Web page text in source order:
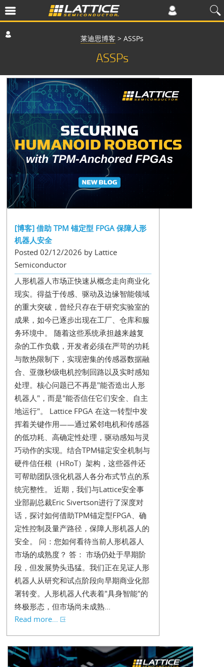
莱迪思博客 > ASSPs
ASSPs
[博客] 借助 TPM 锚定型 FPGA 保障人形
机器人安全
Posted 02/12/2026 by Lattice
Semiconductor
人形机器人市场正快速从概念走向商业化
现实。得益于传感、驱动及边缘智能领域
的重大突破，曾经只存在于研究实验室的
成果，如今已逐步出现在工厂、仓库和服
务环境中。 随着这些系统承担越来越复
杂的工作负载，开发者必须在严苛的功耗
与散热限制下，实现密集的传感器数据融
合、亚微秒级电机控制回路以及实时感知
处理。核心问题已不再是"能否造出人形
机器人"，而是"能否信任它们安全、自主
地运行"。 Lattice FPGA 在这一转型中发
挥着关键作用——通过紧邻电机和传感器
的低功耗、高确定性处理，驱动感知与灵
巧动作的实现。结合TPM锚定安全机制与
硬件信任根（HRoT）架构，这些器件还
可帮助团队强化机器人各分布式节点的系
统完整性。 近期，我们与Lattice安全事
业部副总裁Eric Sivertson进行了深度对
话，探讨如何借助TPM锚定型FPGA、确
定性控制及量产路径，保障人形机器人的
安全。 问：您如何看待当前人形机器人
市场的成熟度？ 答： 市场仍处于早期阶
段，但发展势头迅猛。我们正在见证人形
机器人从研究和试点阶段向早期商业化部
署转变。人形机器人代表着"具身智能"的
终极形态，但市场尚未成熟...
Read more...